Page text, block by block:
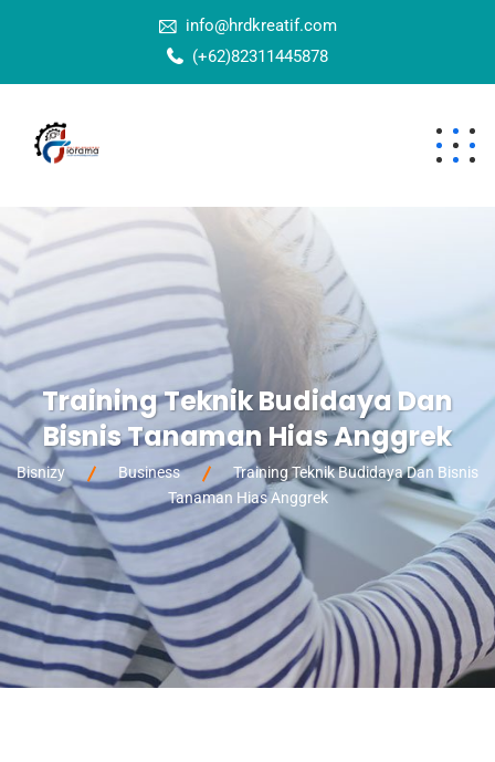
info@hrdkreatif.com
(+62)82311445878
Training Teknik Budidaya Dan
Bisnis Tanaman Hias Anggrek
Bisnizy Business
Training Teknik Budidaya Dan Bisnis
Tanaman Hias Anggrek